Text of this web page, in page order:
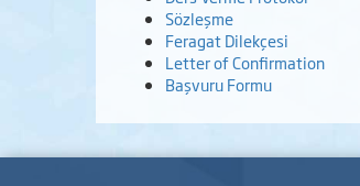
Sözleşme
Feragat Dilekçesi
Letter of Confirmation
Başvuru Formu